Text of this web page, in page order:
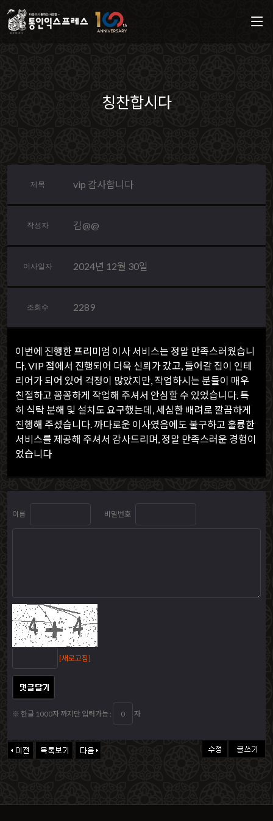
칭찬합시다
제목 vip 감사합니다
작성자 김@@
이사일자 2024년 12월 30일
조회수 2289
이번에 진행한 프리미엄 이사 서비스는 정말 만족스러웠습니
다. VIP 점에서 진행되어 더욱 신뢰가 갔고, 들어갈 집이 인테
리어가 되어 있어 걱정이 많았지만, 작업하시는 분들이 매우
친절하고 꼼꼼하게 작업해 주셔서 안심할 수 있었습니다. 특
히 식탁 분해 및 설치도 요구했는데, 세심한 배려로 깔끔하게
진행해 주셨습니다. 까다로운 이사였음에도 불구하고 훌륭한
서비스를 제공해 주셔서 감사드리며, 정말 만족스러운 경험이
었습니다
이름 비밀번호
[새로고침]
※ 한글 1000자 까지만 입력가능 : 자